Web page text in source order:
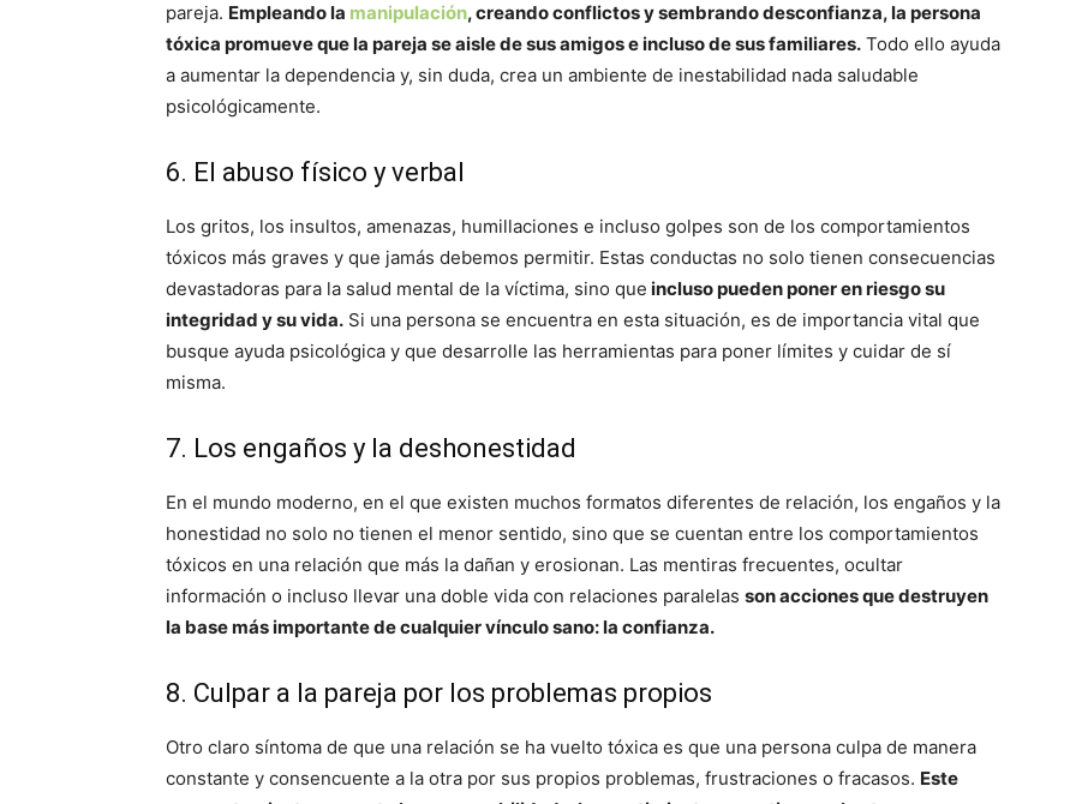
pareja. Empleando la manipulación, creando conflictos y sembrando desconfianza, la persona
tóxica promueve que la pareja se aisle de sus amigos e incluso de sus familiares. Todo ello ayuda
a aumentar la dependencia y, sin duda, crea un ambiente de inestabilidad nada saludable
psicológicamente.
6. El abuso físico y verbal
Los gritos, los insultos, amenazas, humillaciones e incluso golpes son de los comportamientos
tóxicos más graves y que jamás debemos permitir. Estas conductas no solo tienen consecuencias
devastadoras para la salud mental de la víctima, sino que incluso pueden poner en riesgo su
integridad y su vida. Si una persona se encuentra en esta situación, es de importancia vital que
busque ayuda psicológica y que desarrolle las herramientas para poner límites y cuidar de sí
misma.
7. Los engaños y la deshonestidad
En el mundo moderno, en el que existen muchos formatos diferentes de relación, los engaños y la
honestidad no solo no tienen el menor sentido, sino que se cuentan entre los comportamientos
tóxicos en una relación que más la dañan y erosionan. Las mentiras frecuentes, ocultar
información o incluso llevar una doble vida con relaciones paralelas son acciones que destruyen
la base más importante de cualquier vínculo sano: la confianza.
8. Culpar a la pareja por los problemas propios
Otro claro síntoma de que una relación se ha vuelto tóxica es que una persona culpa de manera
constante y consencuente a la otra por sus propios problemas, frustraciones o fracasos. Este